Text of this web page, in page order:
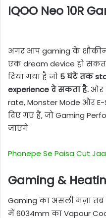
IQOO Neo 10R
अगर आप gaming के
एक dream device हो
दिया गया है जो 5 घंटे तक
experience दे सकता है.और
rate, Monster Mode और
दिए गए हैं, जो Gaming
जाएंगे
Phonepe Se Paisa Cut
Gaming &
Gaming का असली मज़ा
में 6034mm का Vapour